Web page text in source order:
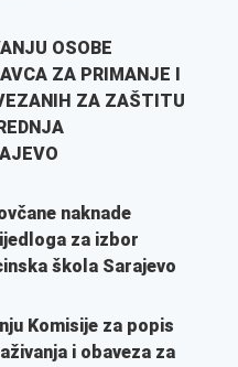
OSOBE
ZA PRIMANJE I
ZA ZAŠTITU
naknade
za izbor
škola Sarajevo
Komisije za popis
i obaveza za